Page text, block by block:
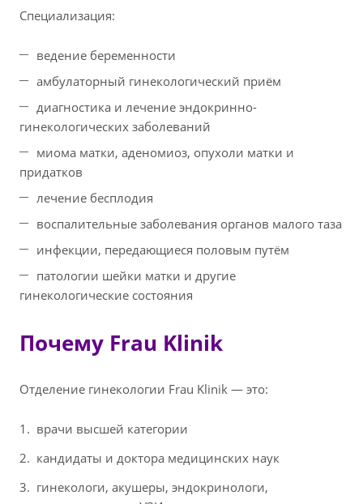
Специализация:
ведение беременности
амбулаторный гинекологический приём
диагностика и лечение эндокринно-
гинекологических заболеваний
миома матки, аденомиоз, опухоли матки и
придатков
лечение бесплодия
воспалительные заболевания органов малого таза
инфекции, передающиеся половым путём
патологии шейки матки и другие
гинекологические состояния
Почему Frau Klinik
Отделение гинекологии Frau Klinik — это:
врачи высшей категории
кандидаты и доктора медицинских наук
гинекологи, акушеры, эндокринологи,